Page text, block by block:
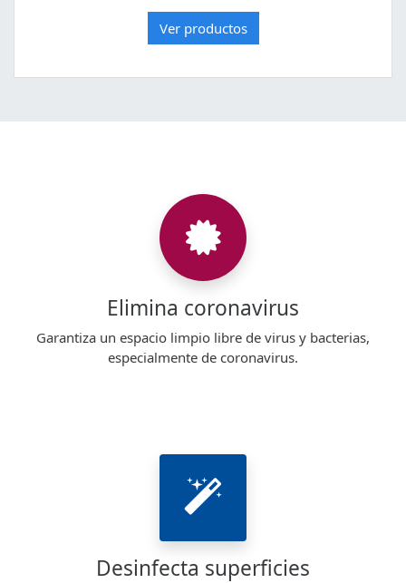
Ver productos
Elimina coronavirus
Garantiza un espacio limpio libre de virus y bacterias,
especialmente de coronavirus.
Desinfecta superficies